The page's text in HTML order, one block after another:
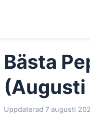
Bästa
Uppdaterad 7 augusti